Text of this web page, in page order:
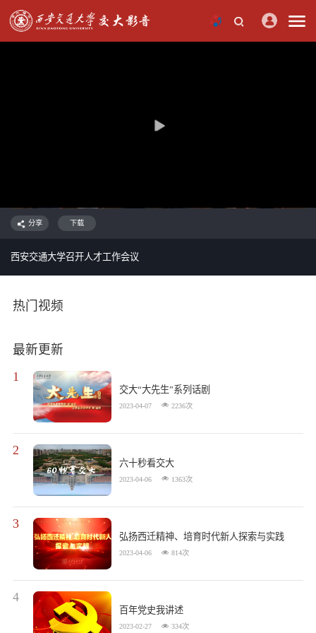
分享 下载
西安交通大学召开人才工作会议
热门视频
最新更新
1
交大“大先生”系列话剧
2023-04-07 2236次
2
六十秒看交大
2023-04-06 1363次
3
弘扬西迁精神、培育时代新人探索与实践
2023-04-06 814次
4
百年党史我讲述
2023-02-27 334次